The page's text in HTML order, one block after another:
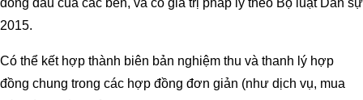
đóng dấu của các bên, và có giá trị pháp lý theo Bộ luật Dân sự
2015.
Có thể kết hợp thành biên bản nghiệm thu và thanh lý hợp
đồng chung trong các hợp đồng đơn giản (như dịch vụ, mua